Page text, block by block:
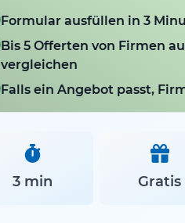
Formular ausfüllen in 3
Bis 5 Offerten von Firmen
vergleichen
Falls ein Angebot passt,
3 min Gratis